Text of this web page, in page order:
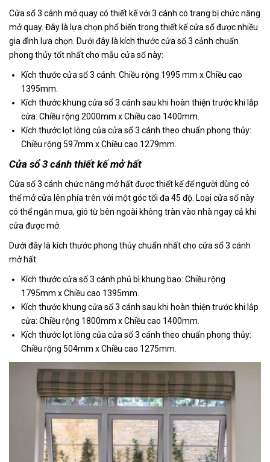
Cửa sổ 3 cánh mở quay có thiết kế với 3 cánh có trang bị chức năng
mở quay. Đây là lựa chọn phổ biến trong thiết kế cửa sổ được nhiều
gia đình lựa chọn. Dưới đây là kích thước cửa sổ 3 cảnh chuẩn
phong thủy tốt nhất cho mẫu cửa sổ này:
Kích thước cửa sổ 3 cánh: Chiều rộng 1995 mm x Chiều cao
1395mm.
Kích thước khung cửa sổ 3 cánh sau khi hoàn thiện trước khi lắp
cửa: Chiều rộng 2000mm x Chiều cao 1400mm.
Kích thước lọt lòng của cửa sổ 3 cánh theo chuẩn phong thủy:
Chiều rộng 597mm x Chiều cao 1279mm.
Cửa sổ 3 cánh thiết kế mở hất
Cửa sổ 3 cánh chức năng mở hất được thiết kế để người dùng có
thể mở cửa lên phía trên với một góc tối đa 45 độ. Loại cửa sổ này
có thể ngăn mưa, gió từ bên ngoài không tràn vào nhà ngay cả khi
cửa được mở.
Dưới đây là kích thước phong thủy chuẩn nhất cho cửa sổ 3 cánh
mở hất:
Kích thước cửa sổ 3 cánh phủ bì khung bao: Chiều rộng
1795mm x Chiều cao 1395mm.
Kích thước khung cửa sổ 3 cánh sau khi hoàn thiện trước khi lắp
cửa: Chiều rộng 1800mm x Chiều cao 1400mm.
Kích thước lọt lòng của cửa sổ 3 cánh theo chuẩn phong thủy:
Chiều rộng 504mm x Chiều cao 1275mm.